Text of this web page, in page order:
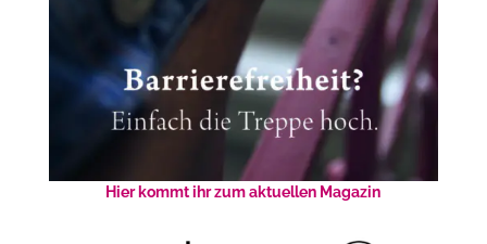
Hier kommt ihr zum aktuellen Magazin